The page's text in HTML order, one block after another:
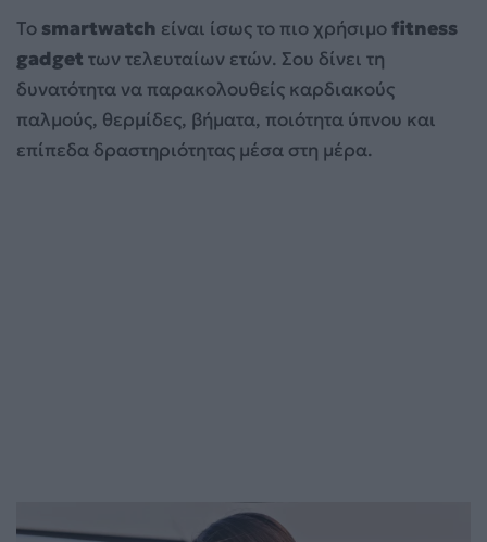
Το smartwatch είναι ίσως το πιο χρήσιμοfitness
gadget των τελευταίων ετών. Σου δίνει τη
δυνατότητα να παρακολουθείς καρδιακούς
παλμούς, θερμίδες, βήματα, ποιότητα ύπνου και
επίπεδα δραστηριότητας μέσα στη μέρα.